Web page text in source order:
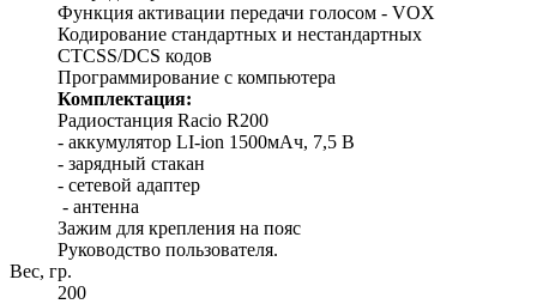
Функция активации передачи голосом - VOX
Кодирование стандартных и нестандартных
CTCSS/DCS кодов
Программирование с компьютера
Комплектация:
Радиостанция Racio R200
- аккумулятор LI-ion 1500мАч, 7,5 В
- зарядный стакан
- сетевой адаптер
- антенна
Зажим для крепления на пояс
Руководство пользователя.
Вес, гр.
200